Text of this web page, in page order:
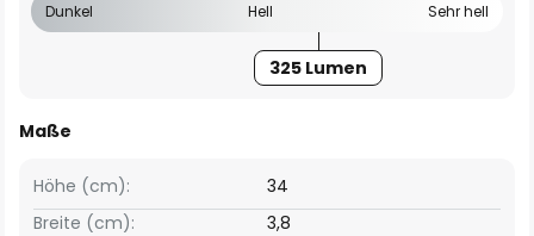
Dunkel Hell Sehr hell
325 Lumen
Maße
Breite (cm): 3,8
Höhe (cm): 34